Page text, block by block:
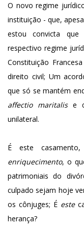
O novo regime
instituição - que,
estou convicta
respectivo regime
Constituição
direito civil; Um
que só se mantém
affectio maritalise
unilateral.
É este
enriquecimento, o
patrimoniais do
culpado sejam hoje
os cônjuges; É este
herança?